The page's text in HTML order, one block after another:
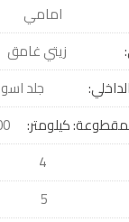
امامي
زيتي غامق
جلد
كيلومتر:
4
5